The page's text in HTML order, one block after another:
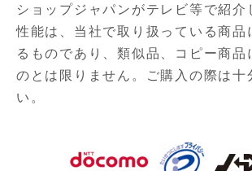
ショップジャパンがテレビ等で紹介
性能は、当社で取り扱っている商品
るものであり、類似品、コピー商品
のとは限りません。ご購入の際は十
い。